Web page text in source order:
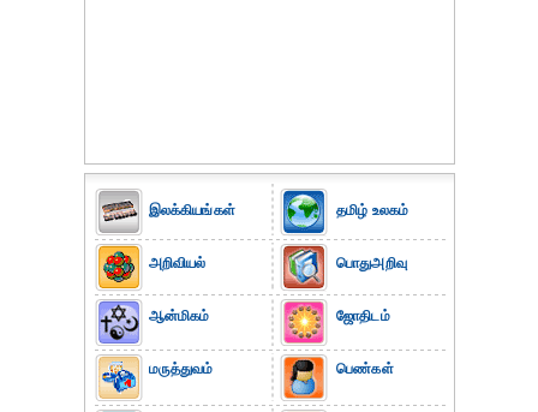
இலக்கியங்கள்
அறிவியல்
ஆன்மிகம்
மருத்துவம்
தமிழ் உலகம்
பொதுஅறிவு
ஜோதிடம்
பெண்கள்